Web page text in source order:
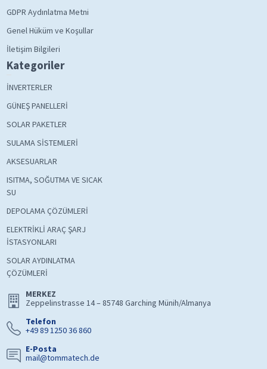
GDPR Aydınlatma Metni
Genel Hüküm ve Koşullar
İletişim Bilgileri
Kategoriler
İNVERTERLER
GÜNEŞ PANELLERİ
SOLAR PAKETLER
SULAMA SİSTEMLERİ
AKSESUARLAR
ISITMA, SOĞUTMA VE SICAK
SU
DEPOLAMA ÇÖZÜMLERİ
ELEKTRİKLİ ARAÇ ŞARJ
İSTASYONLARI
SOLAR AYDINLATMA
ÇÖZÜMLERİ
MERKEZ
Zeppelinstrasse 14 – 85748 Garching Münih/Almanya
Telefon
+49 89 1250 36 860
E-Posta
mail@tommatech.de